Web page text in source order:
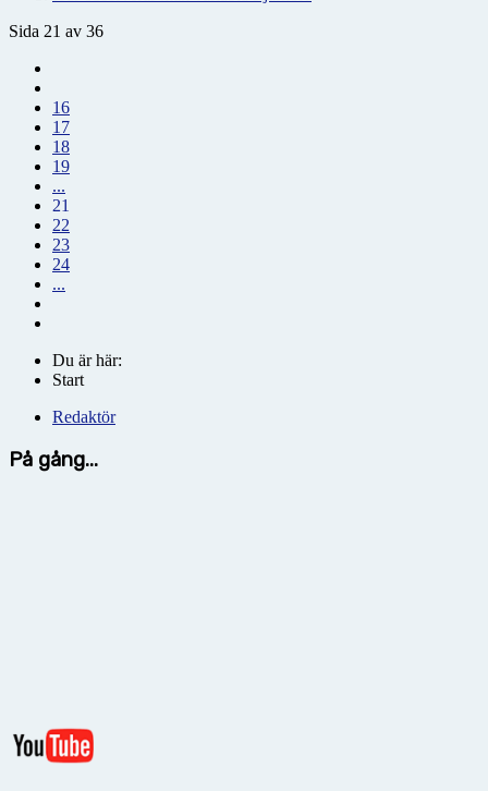
Sida 21 av 36
16
17
18
19
...
21
22
23
24
...
Du är här:
Start
Redaktör
På gång...